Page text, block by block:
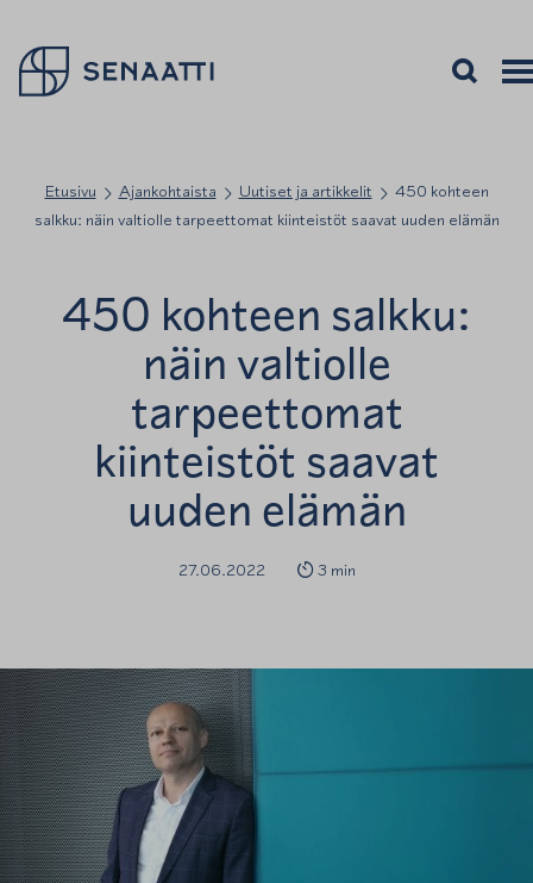
Palaa takaisin etusivulle
Avaa haku
Etusivu Ajankohtaista Uutiset ja artikkelit
450 kohteen
salkku: näin valtiolle tarpeettomat kiinteistöt saavat uuden elämän
450 kohteen salkku:
näin valtiolle
tarpeettomat
kiinteistöt saavat
uuden elämän
27.06.2022 3 min